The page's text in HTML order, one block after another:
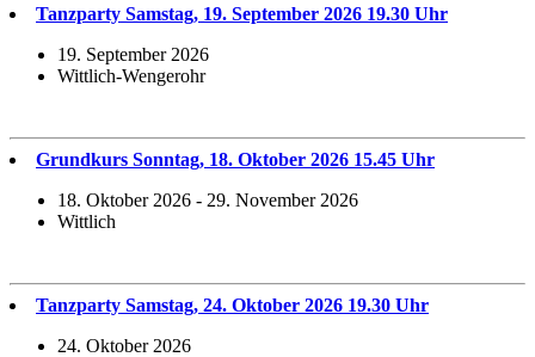
Tanzparty Samstag, 19. September 2026 19.30 Uhr
19. September 2026
Wittlich-Wengerohr
Grundkurs Sonntag, 18. Oktober 2026 15.45 Uhr
18. Oktober 2026 - 29. November 2026
Wittlich
Tanzparty Samstag, 24. Oktober 2026 19.30 Uhr
24. Oktober 2026